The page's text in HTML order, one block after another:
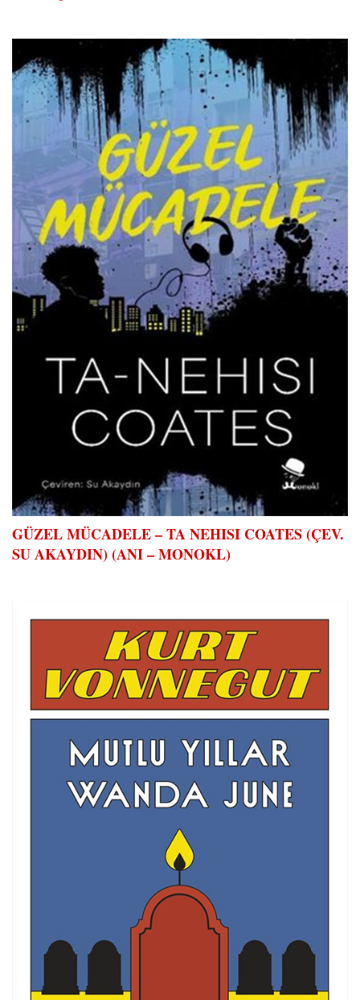
GÜZEL MÜCADELE – TA NEHISI COATES (ÇEV.
SU AKAYDIN) (ANI – MONOKL)